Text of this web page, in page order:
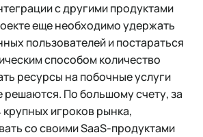
с другими продуктами
еще необходимо удержать
пользователей и постараться
способом количество
ресурсы на побочные услуги
решаются. По большому счету, за
игроков рынка,
со своими SaaS-продуктами